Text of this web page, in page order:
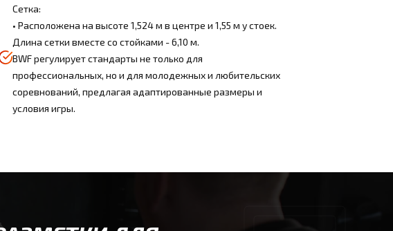
Сетка:
• Расположена на высоте 1,524 м в центре и 1,55 м у стоек.
Длина сетки вместе со стойками - 6,10 м.
BWF регулирует стандарты не только для
профессиональных, но и для молодежных и любительских
соревнований, предлагая адаптированные размеры и
условия игры.